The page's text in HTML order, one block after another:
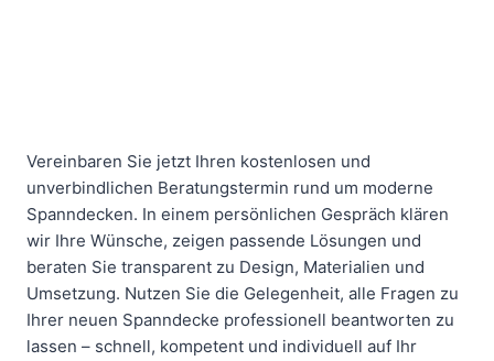
Vereinbaren Sie jetzt Ihren kostenlosen und
unverbindlichen Beratungstermin rund um moderne
Spanndecken. In einem persönlichen Gespräch klären
wir Ihre Wünsche, zeigen passende Lösungen und
beraten Sie transparent zu Design, Materialien und
Umsetzung. Nutzen Sie die Gelegenheit, alle Fragen zu
Ihrer neuen Spanndecke professionell beantworten zu
lassen – schnell, kompetent und individuell auf Ihr